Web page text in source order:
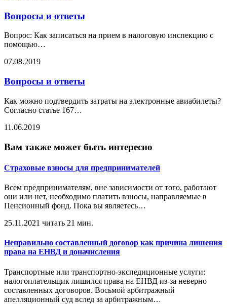
Вопросы и ответы
Вопрос: Как записаться на прием в налоговую инспекцию с
помощью…
07.08.2019
Вопросы и ответы
Как можно подтвердить затраты на электронные авиабилеты?
Согласно статье 167…
11.06.2019
Вам также может быть интересно
Страховые взносы для предпринимателей
Всем предпринимателям, вне зависимости от того, работают
они или нет, необходимо платить взносы, направляемые в
Пенсионный фонд. Пока вы являетесь…
25.11.2021 читать 21 мин.
Неправильно составленный договор как причина лишения
права на ЕНВД и доначисления
Транспортные или транспортно-экспедиционные услуги:
налогоплательщик лишился права на ЕНВД из-за неверно
составленных договоров. Восьмой арбитражный
апелляционный суд вслед за арбитражным…